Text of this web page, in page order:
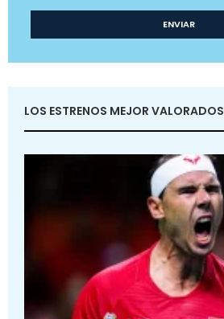
LOS ESTRENOS MEJOR VALORADOS